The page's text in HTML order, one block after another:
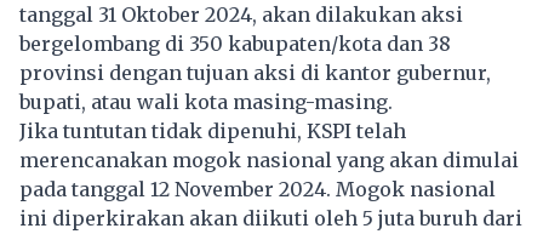
tanggal 31 Oktober 2024, akan dilakukan aksi
bergelombang di 350 kabupaten/kota dan 38
provinsi dengan tujuan aksi di kantor gubernur,
bupati, atau wali kota masing-masing.
Jika tuntutan tidak dipenuhi, KSPI telah
merencanakan mogok nasional yang akan dimulai
pada tanggal 12 November 2024. Mogok nasional
ini diperkirakan akan diikuti oleh 5 juta buruh dari